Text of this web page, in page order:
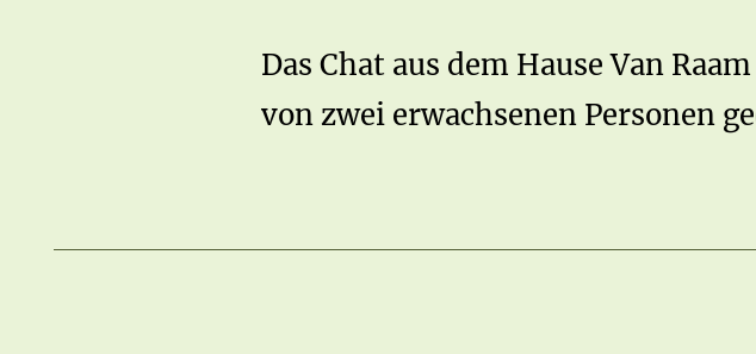
Das Chat aus dem Hause Van
von zwei erwachsenen Personen